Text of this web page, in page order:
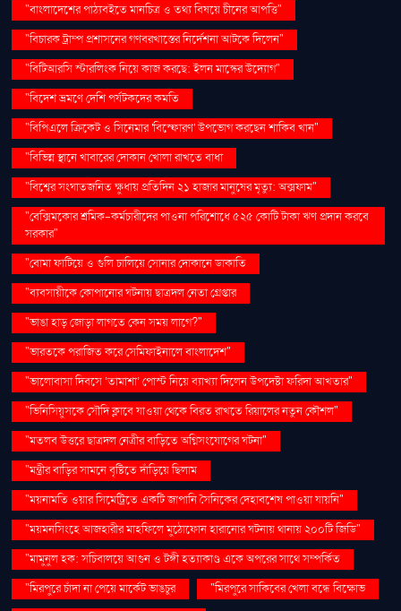
"বাংলাদেশের পাঠ্যবইতে মানচিত্র ও তথ্য বিষয়ে চীনের আপত্তি"
"বিচারক ট্রাম্প প্রশাসনের গণবরখাস্তের নির্দেশনা আটকে দিলেন"
"বিটিআরসি স্টারলিংক নিয়ে কাজ করছে: ইলন মাস্কের উদ্যোগ"
"বিদেশ ভ্রমণে দেশি পর্যটকদের কমতি
"বিপিএলে ক্রিকেট ও সিনেমার 'বিস্ফোরণ' উপভোগ করছেন শাকিব খান"
"বিভিন্ন স্থানে খাবারের দোকান খোলা রাখতে বাধা
"বিশ্বের সংঘাতজনিত ক্ষুধায় প্রতিদিন ২১ হাজার মানুষের মৃত্যু: অক্সফাম"
"বেক্সিমকোর শ্রমিক-কর্মচারীদের পাওনা পরিশোধে ৫২৫ কোটি টাকা ঋণ প্রদান করবে
সরকার"
"বোমা ফাটিয়ে ও গুলি চালিয়ে সোনার দোকানে ডাকাতি
"ব্যবসায়ীকে কোপানোর ঘটনায় ছাত্রদল নেতা গ্রেপ্তার
"ভাঙা হাড় জোড়া লাগতে কেন সময় লাগে?"
"ভারতকে পরাজিত করে সেমিফাইনালে বাংলাদেশ"
"ভালোবাসা দিবসে ‘তামাশা’ পোস্ট নিয়ে ব্যাখ্যা দিলেন উপদেষ্টা ফরিদা আখতার"
"ভিনিসিয়ুসকে সৌদি ক্লাবে যাওয়া থেকে বিরত রাখতে রিয়ালের নতুন কৌশল"
"মতলব উত্তরে ছাত্রদল নেত্রীর বাড়িতে অগ্নিসংযোগের ঘটনা"
"মন্ত্রীর বাড়ির সামনে বৃষ্টিতে দাঁড়িয়ে ছিলাম
"ময়নামতি ওয়ার সিমেট্রিতে একটি জাপানি সৈনিকের দেহাবশেষ পাওয়া যায়নি"
"ময়মনসিংহে আজহারীর মাহফিলে মুঠোফোন হারানোর ঘটনায় থানায় ২০০টি জিডি"
"মামুনুল হক: সচিবালয়ে আগুন ও টঙ্গী হত্যাকাণ্ড একে অপরের সাথে সম্পর্কিত
"মিরপুরে চাঁদা না পেয়ে মার্কেট ভাঙচুর
"মিরপুরে সাকিবের খেলা বন্ধে বিক্ষোভ